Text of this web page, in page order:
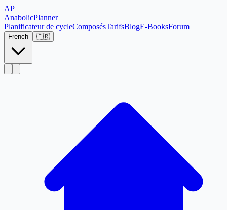
AP
AnabolicPlanner
Planificateur de cycleComposésTarifsBlogE-BooksForum
French 🇫🇷